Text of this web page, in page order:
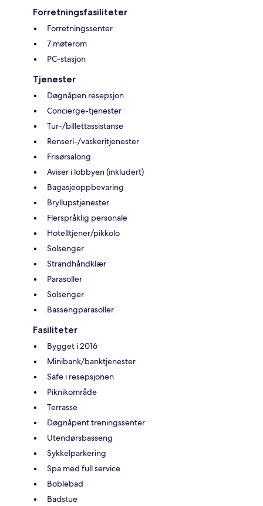
Forretningsfasiliteter
Forretningssenter
7 møterom
PC-stasjon
Tjenester
Døgnåpen resepsjon
Concierge-tjenester
Tur-/billettassistanse
Renseri-/vaskeritjenester
Frisørsalong
Aviser i lobbyen (inkludert)
Bagasjeoppbevaring
Bryllupstjenester
Flerspråklig personale
Hotelltjener/pikkolo
Solsenger
Strandhåndklær
Parasoller
Solsenger
Bassengparasoller
Fasiliteter
Bygget i 2016
Minibank/banktjenester
Safe i resepsjonen
Piknikområde
Terrasse
Døgnåpent treningssenter
Utendørsbasseng
Sykkelparkering
Spa med full service
Boblebad
Badstue